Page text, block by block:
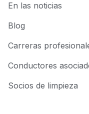
En las noticias
Blog
Carreras
Conductores
Socios de limpieza